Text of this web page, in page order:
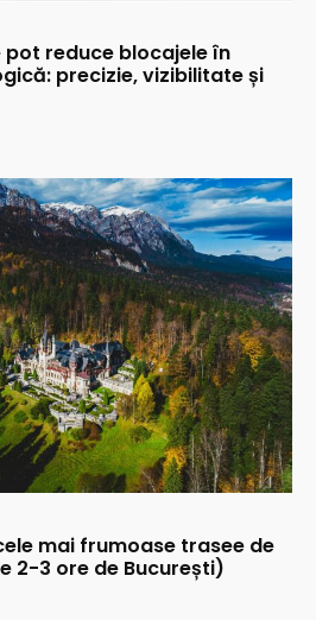
pot reduce blocajele în
precizie, vizibilitate și
mai frumoase trasee de
2-3 ore de București)